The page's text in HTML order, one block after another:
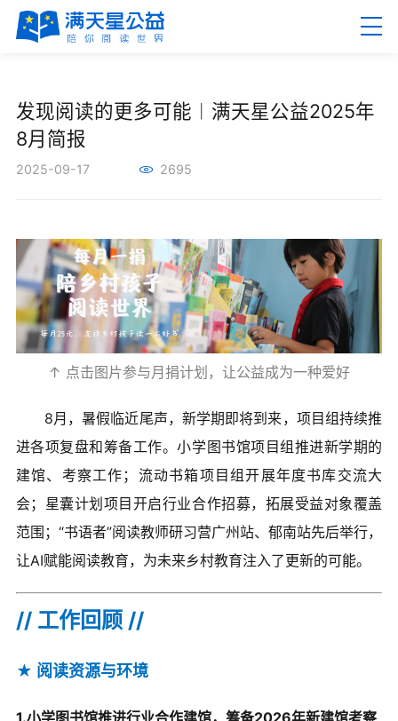
关于满天星
新闻资讯
公益项目
爱心捐赠
公益合作
加入我们
信息公开
发现阅读的更多可能︱满天星公益2025年
8月简报
2025-09-17 2695
↑ 点击图片参与月捐计划，让公益成为一种爱好
8月，暑假临近尾声，新学期即将到来，项目组持续推
进各项复盘和筹备工作。小学图书馆项目组推进新学期的
建馆、考察工作；流动书箱项目组开展年度书库交流大
会；星囊计划项目开启行业合作招募，拓展受益对象覆盖
范围；“书语者”阅读教师研习营广州站、郁南站先后举行，
让AI赋能阅读教育，为未来乡村教育注入了更新的可能。
// 工作回顾 //
★ 阅读资源与环境